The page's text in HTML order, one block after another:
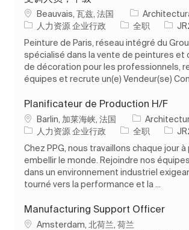
位置Beauvais, 瓦兹, 法国
类别人力资源 企业行政 工作类型
全职 作业
Peinture de Paris, réseau intégré du
spécialisé dans la vente de peintures et
de décoration pour les professionnels,
équipes et recrute un(e) Vendeur(se)
Planificateur de Production H/F
位置Barlin, 加莱海峡, 法国
类别人力资源 企业行政 工作类型
全职 作业
Chez PPG, nous travaillons chaque jour
embellir le monde. Rejoindre nos
dans un environnement industriel
tourné vers la performance et la ...
Manufacturing Support Officer
位置Amsterdam, 北荷兰, 荷兰